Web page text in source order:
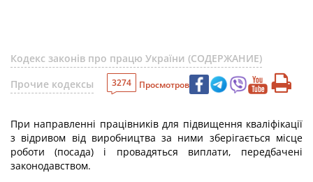
Кодекс законів про працю України (СОДЕРЖАНИЕ)
Прочие кодексы
3274 Просмотров
При направленні працівників для підвищення кваліфікації
з відривом від виробництва за ними зберігається місце
роботи (посада) і провадяться виплати, передбачені
законодавством.